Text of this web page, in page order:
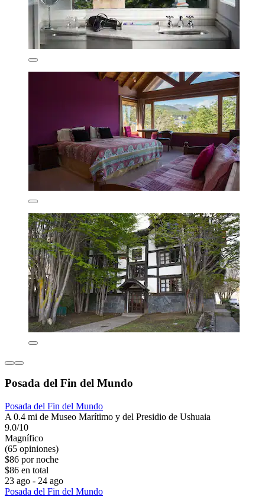
Posada del Fin del Mundo
Posada del Fin del Mundo
A 0.4 mi de Museo Marítimo y del Presidio de Ushuaia
9.0/10
Magnífico
(65 opiniones)
$86 por noche
$86 en total
23 ago - 24 ago
Posada del Fin del Mundo